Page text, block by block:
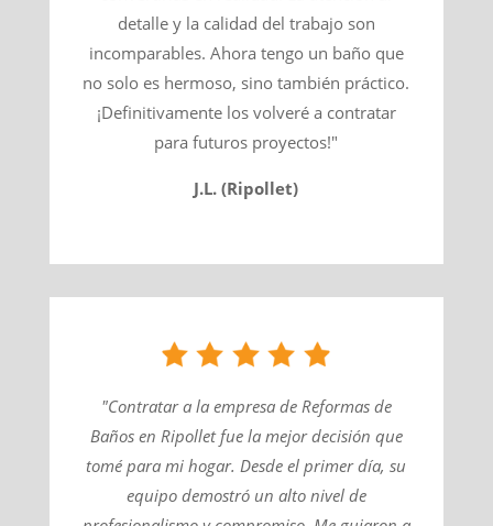
detalle y la calidad del trabajo son
incomparables. Ahora tengo un baño que
no solo es hermoso, sino también práctico.
¡Definitivamente los volveré a contratar
para futuros proyectos!"
J.L. (Ripollet)
"Contratar a la empresa de Reformas de
Baños en Ripollet fue la mejor decisión que
tomé para mi hogar. Desde el primer día, su
equipo demostró un alto nivel de